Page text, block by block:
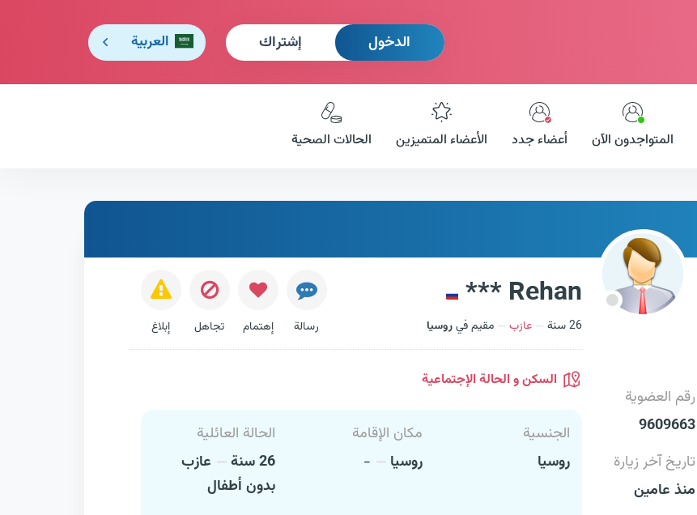
الدخول إشتراك العربية
المتواجدون الآن أعضاء جدد الأعضاء المتميزين الحالات الصحية
Rehan ***
26 سنة عازب مقيم فيروسيا رسالة إهتمام تجاهل إبلاغ
رقم العضوية
9609663
تاريخ آخر زيارة
منذ عامين
السكن و الحالة الإجتماعية
الجنسية
روسيا
مكان الإقامة
روسيا
-
الحالة العائلية
26 سنة
عازب
بدون أطفال